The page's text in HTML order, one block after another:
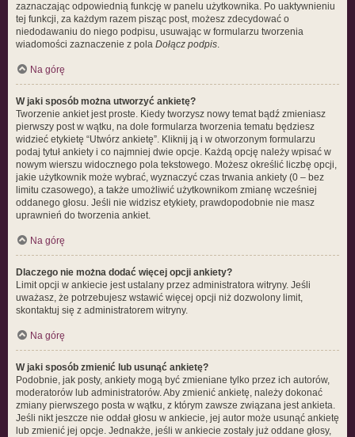
zaznaczając odpowiednią funkcję w panelu użytkownika. Po uaktywnieniu
tej funkcji, za każdym razem pisząc post, możesz zdecydować o
niedodawaniu do niego podpisu, usuwając w formularzu tworzenia
wiadomości zaznaczenie z pola Dołącz podpis.
Na górę
W jaki sposób można utworzyć ankietę?
Tworzenie ankiet jest proste. Kiedy tworzysz nowy temat bądź zmieniasz
pierwszy post w wątku, na dole formularza tworzenia tematu będziesz
widzieć etykietę “Utwórz ankietę”. Kliknij ją i w otworzonym formularzu
podaj tytuł ankiety i co najmniej dwie opcje. Każdą opcję należy wpisać w
nowym wierszu widocznego pola tekstowego. Możesz określić liczbę opcji,
jakie użytkownik może wybrać, wyznaczyć czas trwania ankiety (0 – bez
limitu czasowego), a także umożliwić użytkownikom zmianę wcześniej
oddanego głosu. Jeśli nie widzisz etykiety, prawdopodobnie nie masz
uprawnień do tworzenia ankiet.
Na górę
Dlaczego nie można dodać więcej opcji ankiety?
Limit opcji w ankiecie jest ustalany przez administratora witryny. Jeśli
uważasz, że potrzebujesz wstawić więcej opcji niż dozwolony limit,
skontaktuj się z administratorem witryny.
Na górę
W jaki sposób zmienić lub usunąć ankietę?
Podobnie, jak posty, ankiety mogą być zmieniane tylko przez ich autorów,
moderatorów lub administratorów. Aby zmienić ankietę, należy dokonać
zmiany pierwszego posta w wątku, z którym zawsze związana jest ankieta.
Jeśli nikt jeszcze nie oddał głosu w ankiecie, jej autor może usunąć ankietę
lub zmienić jej opcje. Jednakże, jeśli w ankiecie zostały już oddane głosy,